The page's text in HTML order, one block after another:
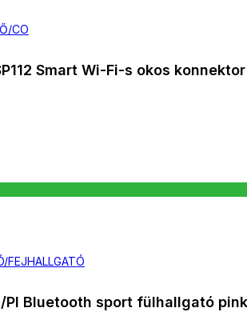
CO
Smart Wi-Fi-s okos
FEJHALLGATÓ
PI Bluetooth sport fülhallgató pink